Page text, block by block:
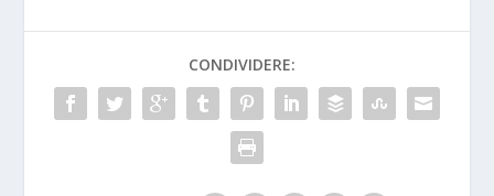
CONDIVIDERE: